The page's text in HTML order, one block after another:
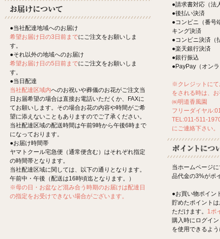
●当社配達地域へのお届け
希望お届け日の3日前までにご注文をお願いしま
す。
●それ以外の地域へのお届け
希望お届け日の5日前までにご注文をお願いしま
す。
●当日配達
当社配達区域内へのお祝いや葬儀のお花がご注文当
日お届希望の場合は直接お電話いただくか、FAXに
てお願いします。その場合お花の内容や時間がご希
望に添えないこともありますのでご了承ください。
当社配達区域の配送時間は午前9時から午後6時まで
になっております。
●お届け時間帯
ヤマトクール宅急便（通常便含む）はそれぞれ指定
の時間帯となります。
当社配達区域に関しては、以下の通りとなります。
午前中・午後（配送は16時頃迄となります。）
※母の日・お盆など混み合う時期のお届けは配達日
の指定をお受けできない場合がございます。
●請求書対応（法
●後払い決済
●コンビニ（番号
キング決済
●コンビニ決済（
●楽天銀行決済
●銀行振込
●PayPay（オン
※クレジットにて
をされる時は、
㈱明道香風園
フリーダイヤル
TEL:011-511-
にご連絡下さい。
当ホームページ
品代金の3%がポ
●お買い物ポイン
貯めたポイント
ただけます。 1ポ
購入時にログイ
を使用できるよ